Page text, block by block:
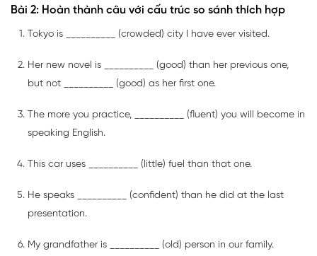
Bài 2: Hoàn thành câu với cấu trúc so sánh thích hợp
Tokyo is __________ (crowded) city I have ever visited.
Her new novel is __________ (good) than her previous one,
but not __________ (good) as her first one.
The more you practice, __________ (fluent) you will become in
speaking English.
This car uses __________ (little) fuel than that one.
He speaks __________ (confident) than he did at the last
presentation.
My grandfather is __________ (old) person in our family.